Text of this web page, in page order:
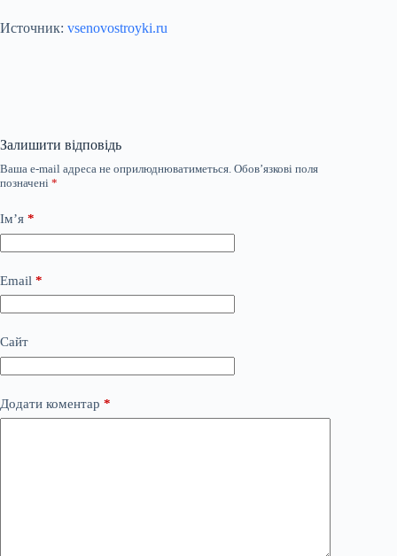
Источник: vsenovostroyki.ru
Залишити відповідь
Ваша e-mail адреса не оприлюднюватиметься. Обов’язкові поля
позначені *
Ім’я *
Email *
Сайт
Додати коментар *